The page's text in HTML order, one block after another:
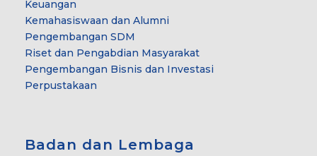
Keuangan
Kemahasiswaan dan Alumni
Pengembangan SDM
Riset dan Pengabdian Masyarakat
Pengembangan Bisnis dan Investasi
Perpustakaan
Badan dan Lembaga